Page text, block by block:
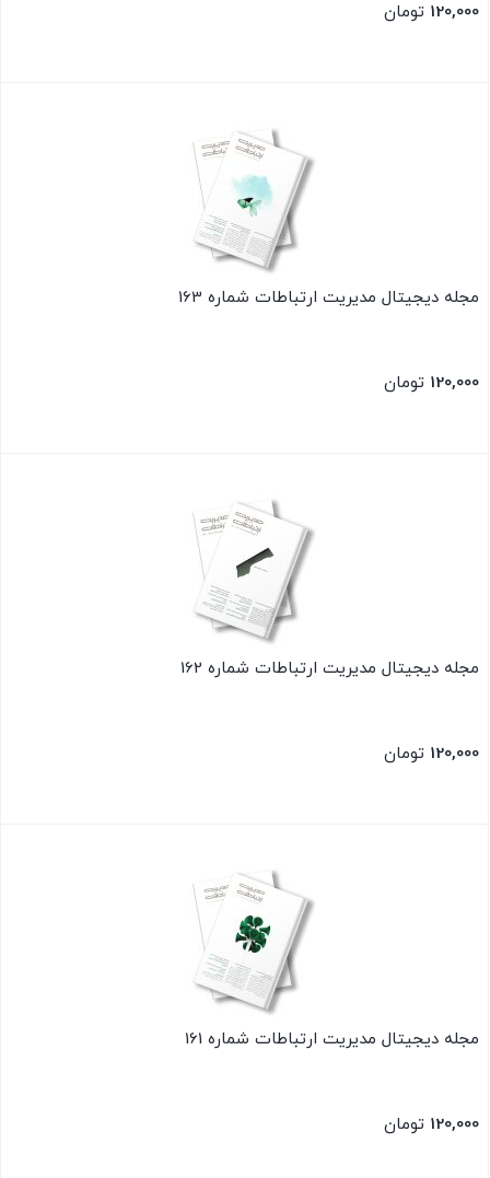
120,000 تومان
مجله دیجیتال مدیریت ارتباطات شماره 163
120,000 تومان
مجله دیجیتال مدیریت ارتباطات شماره 162
120,000 تومان
مجله دیجیتال مدیریت ارتباطات شماره 161
120,000 تومان